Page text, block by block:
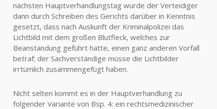
nächsten Hauptverhandlungstag wurde der Verteidiger
dann durch Schreiben des Gerichts darüber in Kenntnis
gesetzt, dass nach Auskunft der Kriminalpolizei das
Lichtbild mit dem großen Blutfleck, welches zur
Beanstandung geführt hatte, einen ganz anderen Vorfall
betraf; der Sachverständige müsse die Lichtbilder
irrtümlich zusammengefügt haben.
Nicht selten kommt es in der Hauptverhandlung zu
folgender Variante von Bsp. 4: ein rechtsmedizinischer